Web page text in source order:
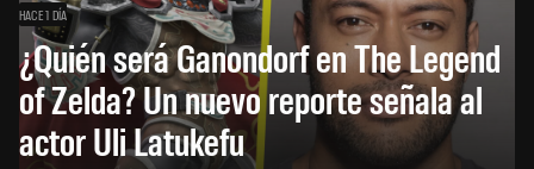
HACE 1 DÍA
¿Quién será Ganondorf en The Legend
of Zelda? Un nuevo reporte señala al
actor Uli Latukefu